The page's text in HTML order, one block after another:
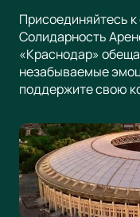
Присоединяйтесь
Солидарность
«Краснодар»
незабываемые
поддержите свою